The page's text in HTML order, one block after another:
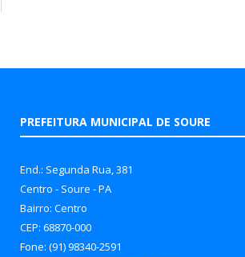
PREFEITURA MUNICIPAL DE SOURE
End.: Segunda Rua, 381
Centro - Soure - PA
Bairro: Centro
CEP: 68870-000
Fone: (91) 98340-2591